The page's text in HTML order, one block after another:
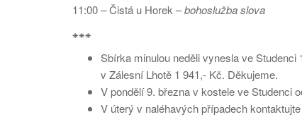
11:00 – Čistá u Horek –bohoslužba slova
⁕⁕⁕
Sbírka minulou neděli vynesla ve
v Zálesní Lhotě 1 941,- Kč. Děkujeme.
V pondělí 9. března v kostele ve Studenci
V úterý v naléhavých případech